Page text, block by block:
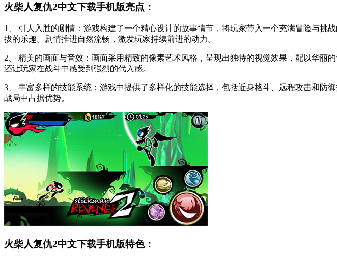
火柴人复仇2中文下载手机版亮点：
1、 引人入胜的剧情：游戏构建了一个精心设计的故事情节，将玩家带入一个充满冒险与
拔的乐趣。剧情推进自然流畅，激发玩家持续前进的动力。
2、 精美的画面与音效：画面采用精致的像素艺术风格，呈现出独特的视觉效果，配以华丽
还让玩家在战斗中感受到强烈的代入感。
3、 丰富多样的技能系统：游戏中提供了多样化的技能选择，包括近身格斗、远程攻击和
战局中占据优势。
火柴人复仇2中文下载手机版特色：